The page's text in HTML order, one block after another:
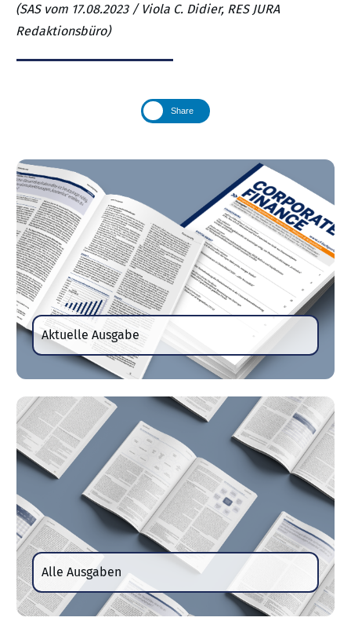
(SAS vom 17.08.2023 / Viola C. Didier, RES JURA
Redaktionsbüro)
Share
Aktuelle Ausgabe
Alle Ausgaben